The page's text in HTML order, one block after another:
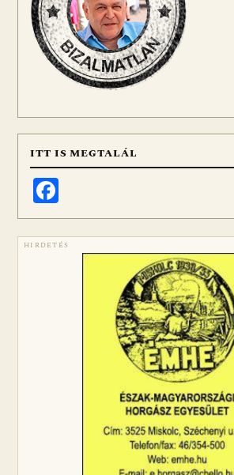
ITT IS MEGTALÁL
HIRDETÉS